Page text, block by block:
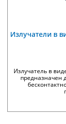
Излучатели в
Излучатель в
предназначен